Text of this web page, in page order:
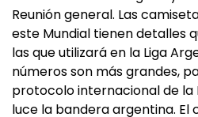
Reunión general. Las
este Mundial tienen detalles
las que utilizará en la Liga
números son más grandes,
protocolo internacional de la
luce la bandera argentina. El